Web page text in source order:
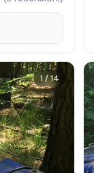
1/14